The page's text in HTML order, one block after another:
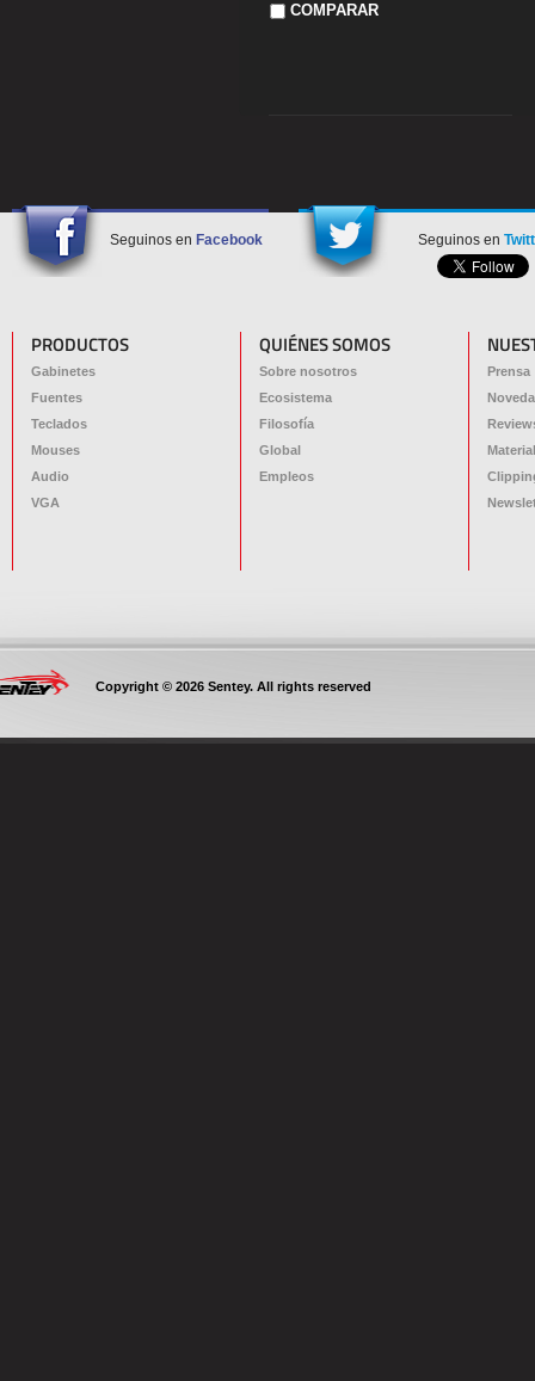
COMPARAR
Seguinos en Facebook Seguinos en
PRODUCTOS
Gabinetes
Fuentes
Teclados
Mouses
Audio
VGA
QUIÉNES SOMOS
Sobre nosotros
Ecosistema
Filosofía
Global
Empleos
Prensa
Copyright © 2026 Sentey. All rights reserved